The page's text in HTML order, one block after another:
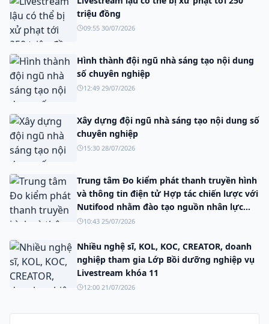
triệu đồng
09:55 30/07/2026
Hình thành đội ngũ nhà sáng tạo nội dung
số chuyên nghiệp
12:49 29/07/2026
Xây dựng đội ngũ nhà sáng tạo nội dung số
chuyên nghiệp
15:30 28/07/2026
Trung tâm Đo kiểm phát thanh truyền hình
và thông tin điện tử Hợp tác chiến lược với
Nutifood nhằm đào tạo nguồn nhân lực
truyền thông số.
10:43 25/07/2026
Nhiều nghệ sĩ, KOL, KOC, CREATOR, doanh
nghiệp tham gia Lớp Bồi dưỡng nghiệp vụ
Livestream khóa 11
12:00 21/07/2026